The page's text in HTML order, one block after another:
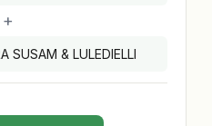
+
SUSAM & LULEDIELLI